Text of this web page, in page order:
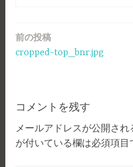
投
ビ
ゲ
ー
前の投稿
cropped-top_bnr.jpg
コメントを残す
メールアドレスが公開され
が付いている欄は必須項目